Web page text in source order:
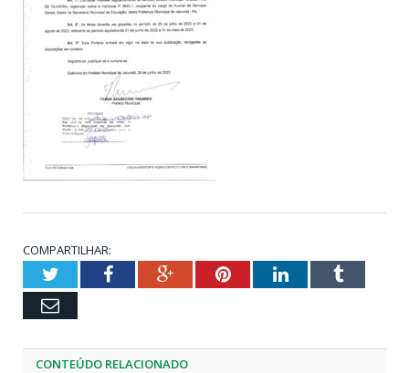
COMPARTILHAR:
TwitterFacebookGoogle+PinterestLinkedInTumblr
Email
CONTEÚDO RELACIONADO